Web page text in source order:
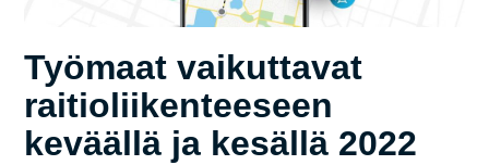
Työmaat vaikuttavat
raitioliikenteeseen
keväällä ja kesällä 2022